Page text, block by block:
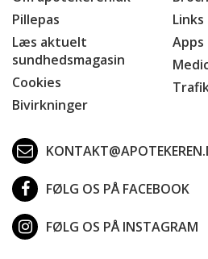
Pillepas
Læs aktuelt
sundhedsmagasin
Cookies
Bivirkninger
Links
Apps
FØLG OS PÅ FACEBOOK
FØLG OS PÅ INSTAGRAM